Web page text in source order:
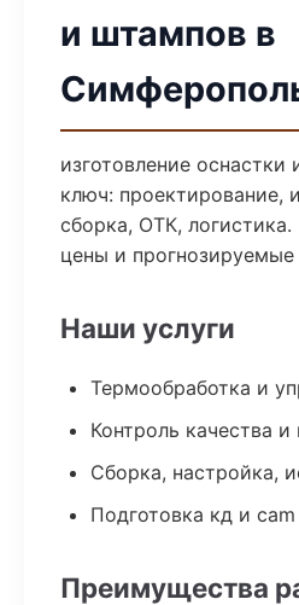
и штампов в
изготовление
ключ: проектирование,
сборка, ОТК, логистика.
цены и прогнозируемые
Наши услуги
Термообработка и
Контроль качества
Сборка, настройка,
Подготовка кд и cam
Преимущества